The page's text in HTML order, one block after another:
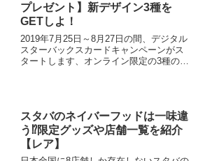
プレゼント】新デザイン3種を
GETしよ！
2019年7月25日～8月27日の間、デジタル
スターバックスカードキャンペーンがス
タートします、オンライン限定の3種のカ
スタバのネイバーフッドは一味違
う⁉限定グッズや店舗一覧を紹介
【レア】